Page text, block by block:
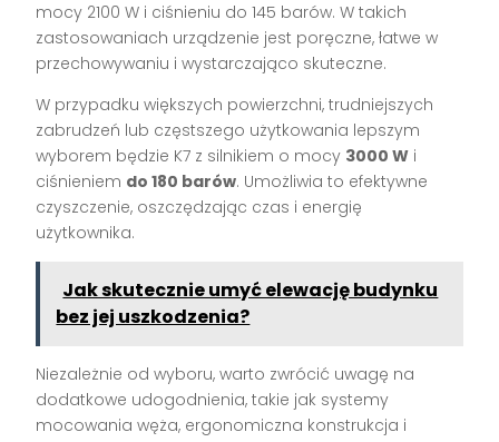
mocy 2100 W i ciśnieniu do 145 barów. W takich
zastosowaniach urządzenie jest poręczne, łatwe w
przechowywaniu i wystarczająco skuteczne.
W przypadku większych powierzchni, trudniejszych
zabrudzeń lub częstszego użytkowania lepszym
wyborem będzie K7 z silnikiem o mocy 3000 W i
ciśnieniem do 180 barów. Umożliwia to efektywne
czyszczenie, oszczędzając czas i energię
użytkownika.
Jak skutecznie umyć elewację budynku
bez jej uszkodzenia?
Niezależnie od wyboru, warto zwrócić uwagę na
dodatkowe udogodnienia, takie jak systemy
mocowania węża, ergonomiczna konstrukcja i